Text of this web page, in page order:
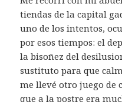
tiendas de la capital
uno de los intentos,
por esos tiempos: el
la bisoñez del
sustituto para que
me llevé otro juego de
que a la postre era